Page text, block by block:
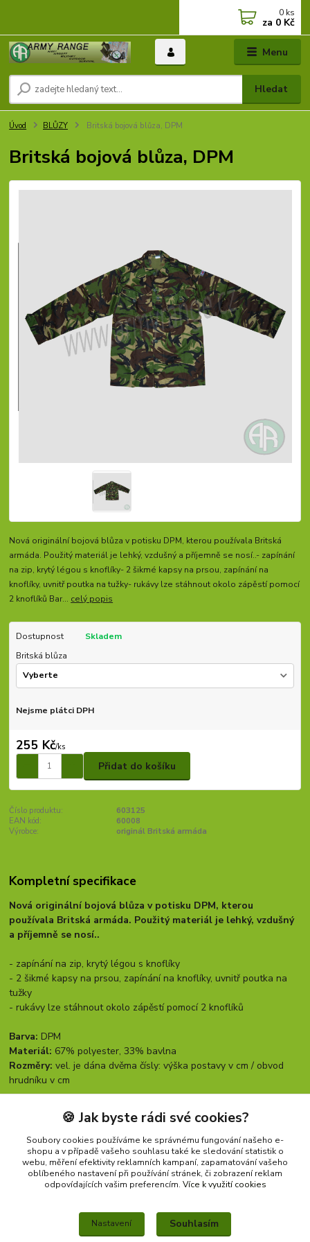
Menu
Hledat
0 ks
za 0 Kč
Úvod BLŮZY Britská bojová blůza, DPM
Britská bojová blůza, DPM
Nová originální bojová blůza v potisku DPM, kterou používala Britská
armáda. Použitý materiál je lehký, vzdušný a příjemně se nosí..- zapínání
na zip, krytý légou s knoflíky- 2 šikmé kapsy na prsou, zapínání na
knoflíky, uvnitř poutka na tužky- rukávy lze stáhnout okolo zápěstí pomocí
2 knoflíků Bar... celý popis
Dostupnost
Skladem
Britská blůza
Nejsme plátci DPH
255 Kč/ks
Přidat do košíku
Číslo produktu:
603125
EAN kód:
60008
Výrobce:
originál Britská armáda
Kompletní specifikace
Nová originální bojová blůza v potisku DPM, kterou
používala Britská armáda. Použitý materiál je lehký, vzdušný
a příjemně se nosí..
- zapínání na zip, krytý légou s knoflíky
- 2 šikmé kapsy na prsou, zapínání na knoflíky, uvnitř poutka na
tužky
- rukávy lze stáhnout okolo zápěstí pomocí 2 knoflíků
Barva:DPM
Materiál: 67% polyester, 33% bavlna
Rozměry:vel. je dána dvěma čísly: výška postavy v cm / obvod
hrudníku v cm
Zboží zařazeno v kategoriích
BLŮZY
🍪 Jak byste rádi své cookies?
Soubory cookies používáme ke správnému fungování našeho e-
shopu a v případě vašeho souhlasu také ke sledování statistik o
webu, měření efektivity reklamních kampaní, zapamatování vašeho
oblíbeného nastavení při používání stránek, či zobrazení reklam
odpovídajících vašim preferencím. Více k využití cookies
Nastavení Souhlasím